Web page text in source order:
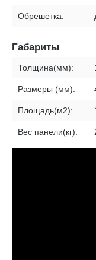
Обрешетка:
Габариты
Толщина(мм):
Размеры (мм):
Площадь(м2):
Вес панели(кг):